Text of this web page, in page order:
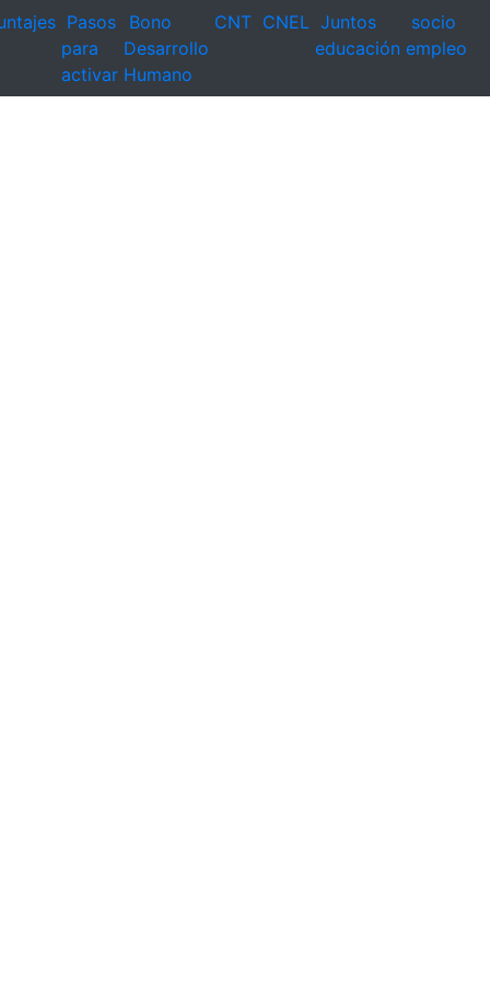
Pasos
para
activar
Bono
Desarrollo
Humano
CNT CNEL Juntos
educación
socio
empleo